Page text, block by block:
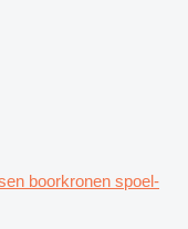
boorkronen spoel-